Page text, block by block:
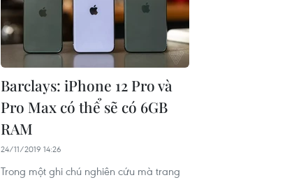
Barclays: iPhone 12 Pro và
Pro Max có thể sẽ có 6GB
RAM
24/11/2019 14:26
Trong một ghi chú nghiên cứu mà trang